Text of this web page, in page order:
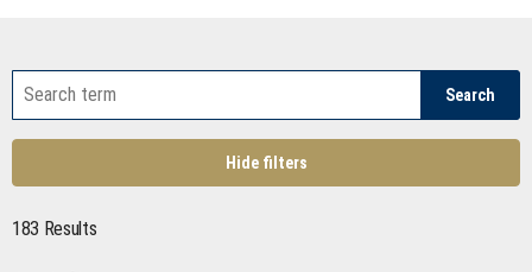
Search
Hide filters
183 Results